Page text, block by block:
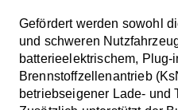
Gefördert werden sowohl
und schweren
batterieelektrischem, Plug-
Brennstoffzellenantrieb
betriebseigener Lade- und